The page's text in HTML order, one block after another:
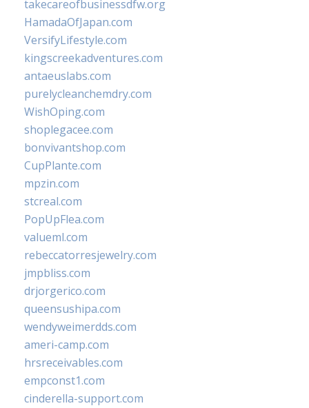
takecareofbusinessdfw.org
HamadaOfJapan.com
VersifyLifestyle.com
kingscreekadventures.com
antaeuslabs.com
purelycleanchemdry.com
WishOping.com
shoplegacee.com
bonvivantshop.com
CupPlante.com
mpzin.com
stcreal.com
PopUpFlea.com
valueml.com
rebeccatorresjewelry.com
jmpbliss.com
drjorgerico.com
queensushipa.com
wendyweimerdds.com
ameri-camp.com
hrsreceivables.com
empconst1.com
cinderella-support.com